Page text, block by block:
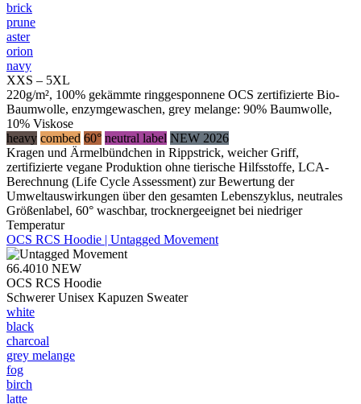
brick
prune
aster
orion
navy
XXS – 5XL
220g/m², 100% gekämmte ringgesponnene OCS zertifizierte Bio-
Baumwolle, enzymgewaschen, grey melange: 90% Baumwolle,
10% Viskose
heavy combed 60° neutral label NEW 2026
Kragen und Ärmelbündchen in Rippstrick, weicher Griff,
zertifizierte vegane Produktion ohne tierische Hilfsstoffe, LCA-
Berechnung (Life Cycle Assessment) zur Bewertung der
Umweltauswirkungen über den gesamten Lebenszyklus, neutrales
Größenlabel, 60° waschbar, trocknergeeignet bei niedriger
Temperatur
OCS RCS Hoodie | Untagged Movement
66.4010 NEW
OCS RCS Hoodie
Schwerer Unisex Kapuzen Sweater
white
black
charcoal
grey melange
fog
birch
latte